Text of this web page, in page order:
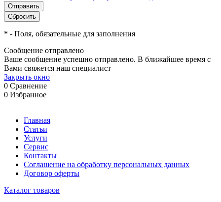
* - Поля, обязательные для заполнения
Сообщение отправлено
Ваше сообщение успешно отправлено. В ближайшее время с
Вами свяжется наш специалист
Закрыть окно
0 Сравнение
0 Избранное
Главная
Статьи
Услуги
Сервис
Контакты
Соглашение на обработку персональных данных
Договор оферты
Каталог товаров